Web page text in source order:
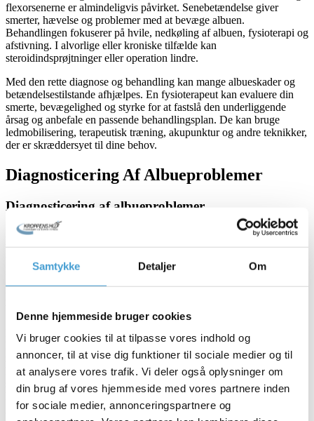
Samtykke Detaljer Om
Denne hjemmeside bruger cookies
Vi bruger cookies til at tilpasse vores indhold og
annoncer, til at vise dig funktioner til sociale medier og til
at analysere vores trafik. Vi deler også oplysninger om
din brug af vores hjemmeside med vores partnere inden
for sociale medier, annonceringspartnere og
flexorsenerne er almindeligvis påvirket. Senebetændelse giver
smerter, hævelse og problemer med at bevæge albuen.
Behandlingen fokuserer på hvile, nedkøling af albuen, fysioterapi og
afstivning. I alvorlige eller kroniske tilfælde kan
steroidindsprøjtninger eller operation lindre.
Med den rette diagnose og behandling kan mange albueskader og
betændelsestilstande afhjælpes. En fysioterapeut kan evaluere din
smerte, bevægelighed og styrke for at fastslå den underliggende
årsag og anbefale en passende behandlingsplan. De kan bruge
ledmobilisering, terapeutisk træning, akupunktur og andre teknikker,
der er skræddersyet til dine behov.
Diagnosticering Af Albueproblemer
Diagnosticering af albueproblemer
For at stille en korrekt diagnose af en albuesygdom vil en læge
typisk foretage en fysisk undersøgelse af leddet og det omgivende
Lægen kan bestille billeddiagnostiske tests som røntgen, MR eller
CT-scanning for at se knoglerne og det bløde væv i albuen.
Røntgenstråler giver klare billeder af knoglerne i albueleddet. De
kan afsløre brud, gigt og knoglesporer. MR-scanninger bruger
radiobølger og magnetfelter til at skabe detaljerede billeder af både
knogler og blødt væv som muskler, sener og ledbånd. MR-
scanninger bruges ofte til at diagnosticere skader på det ulnare
kollaterale ligament (UCL) eller bøjesener i albuen. CT-scanninger
giver tværsnitsbilleder af albuen ved hjælp af røntgenstråler og